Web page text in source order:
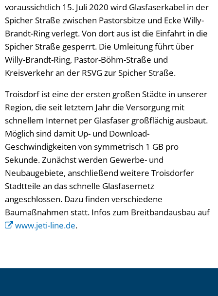
voraussichtlich 15. Juli 2020 wird Glasfaserkabel in der
Spicher Straße zwischen Pastorsbitze und Ecke Willy-
Brandt-Ring verlegt. Von dort aus ist die Einfahrt in die
Spicher Straße gesperrt. Die Umleitung führt über
Willy-Brandt-Ring, Pastor-Böhm-Straße und
Kreisverkehr an der RSVG zur Spicher Straße.
Troisdorf ist eine der ersten großen Städte in unserer
Region, die seit letztem Jahr die Versorgung mit
schnellem Internet per Glasfaser großflächig ausbaut.
Möglich sind damit Up- und Download-
Geschwindigkeiten von symmetrisch 1 GB pro
Sekunde. Zunächst werden Gewerbe- und
Neubaugebiete, anschließend weitere Troisdorfer
Stadtteile an das schnelle Glasfasernetz
angeschlossen. Dazu finden verschiedene
Baumaßnahmen statt. Infos zum Breitbandausbau auf
www.jeti-line.de.